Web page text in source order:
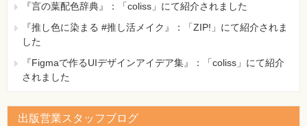
『言の葉配色辞典』：「coliss」にて紹介されました
『推し色に染まる #推し活メイク』：「ZIP!」にて紹介されま
した
『Figmaで作るUIデザインアイデア集』：「coliss」にて紹介
されました
出版営業スタッフブログ